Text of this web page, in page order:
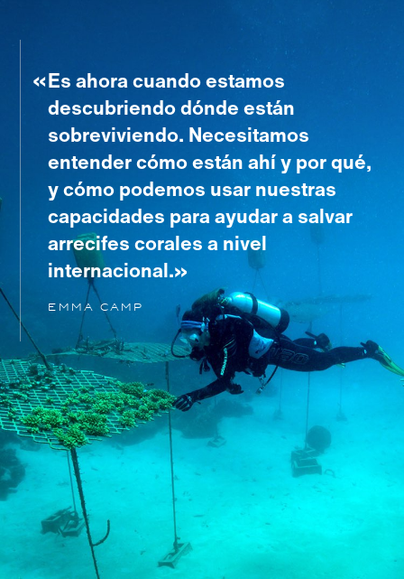
Es ahora cuando estamos
descubriendo dónde están
sobreviviendo. Necesitamos
entender cómo están ahí y por qué,
y cómo podemos usar nuestras
capacidades para ayudar a salvar
arrecifes corales a nivel
internacional.
Emma Camp